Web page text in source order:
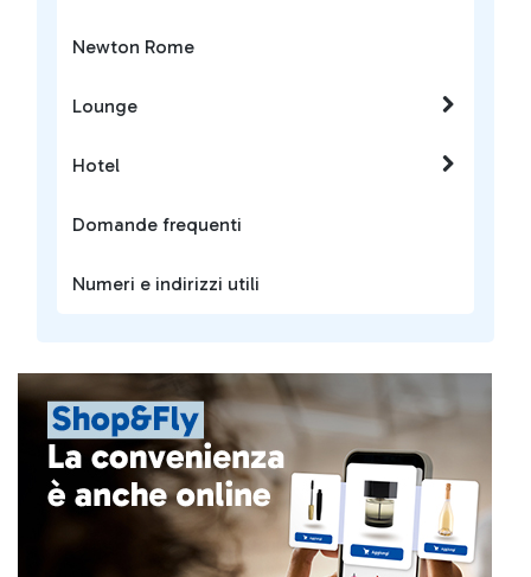
Newton Rome
Lounge
Hotel
Domande frequenti
Numeri e indirizzi utili